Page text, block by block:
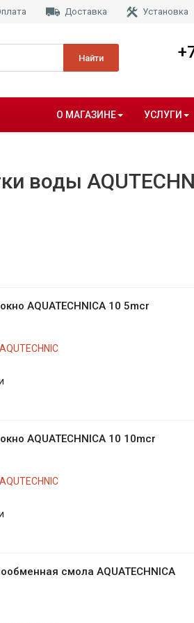
Доставка Установка
Найти
УСЛУГИ
О МАГАЗИНЕ
воды
AQUATECHNICA 10 5mcr
AQUTECHNIC
AQUATECHNICA 10 10mcr
AQUTECHNIC
смола AQUATECHNICA